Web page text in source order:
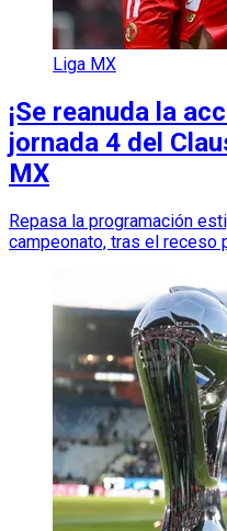
Liga MX
¡Se reanuda la
jornada 4 del
MX
Repasa la programación
campeonato, tras el receso